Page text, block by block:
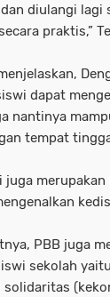
diulangi lagi
praktis,”
dapat
nantinya
tempat
juga
PBB juga
sekolah